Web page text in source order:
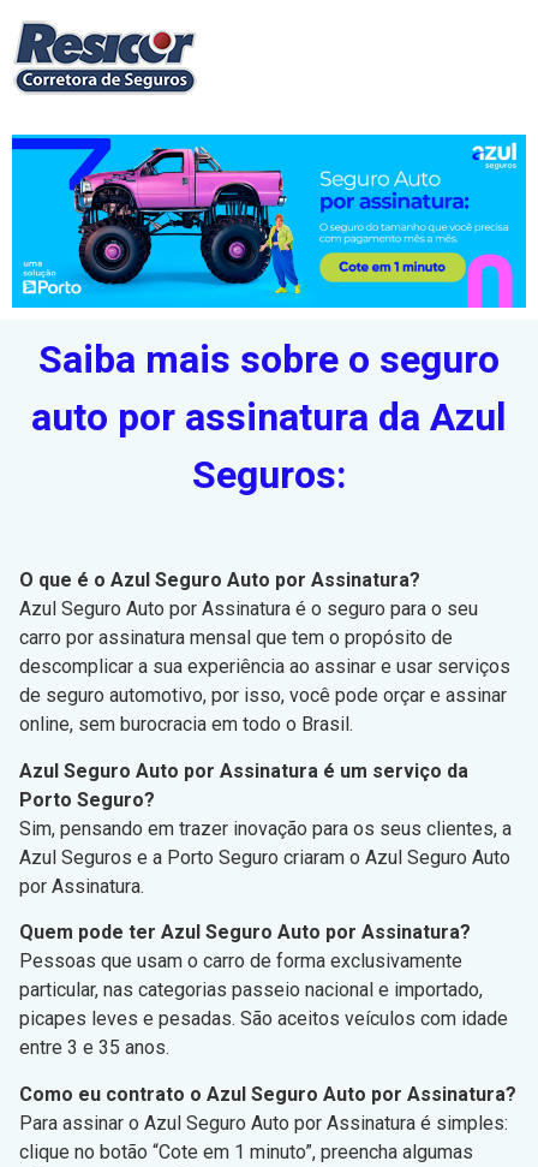
Saiba mais sobre o seguro
auto por assinatura da Azul
Seguros:
O que é o Azul Seguro Auto por Assinatura?
Azul Seguro Auto por Assinatura é o seguro para o seu
carro por assinatura mensal que tem o propósito de
descomplicar a sua experiência ao assinar e usar serviços
de seguro automotivo, por isso, você pode orçar e assinar
online, sem burocracia em todo o Brasil.
Azul Seguro Auto por Assinatura é um serviço da
Porto Seguro?
Sim, pensando em trazer inovação para os seus clientes, a
Azul Seguros e a Porto Seguro criaram o Azul Seguro Auto
por Assinatura.
Quem pode ter Azul Seguro Auto por Assinatura?
Pessoas que usam o carro de forma exclusivamente
particular, nas categorias passeio nacional e importado,
picapes leves e pesadas. São aceitos veículos com idade
entre 3 e 35 anos.
Como eu contrato o Azul Seguro Auto por Assinatura?
Para assinar o Azul Seguro Auto por Assinatura é simples:
clique no botão “Cote em 1 minuto”, preencha algumas